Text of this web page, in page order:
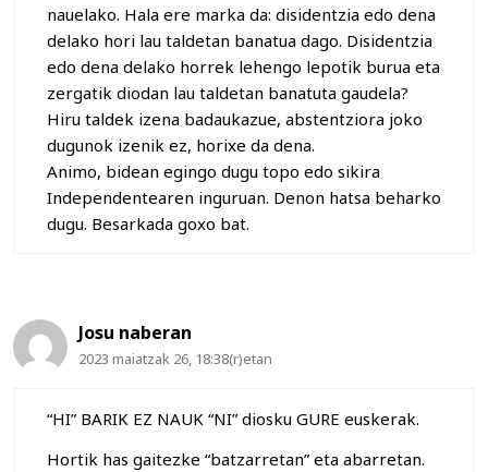
nauelako. Hala ere marka da: disidentzia edo dena
delako hori lau taldetan banatua dago. Disidentzia
edo dena delako horrek lehengo lepotik burua eta
zergatik diodan lau taldetan banatuta gaudela?
Hiru taldek izena badaukazue, abstentziora joko
dugunok izenik ez, horixe da dena.
Animo, bidean egingo dugu topo edo sikira
Independentearen inguruan. Denon hatsa beharko
dugu. Besarkada goxo bat.
Josu naberan
2023 maiatzak 26, 18:38(r)etan
“HI” BARIK EZ NAUK “NI” diosku GURE euskerak.
Hortik has gaitezke “batzarretan” eta abarretan.